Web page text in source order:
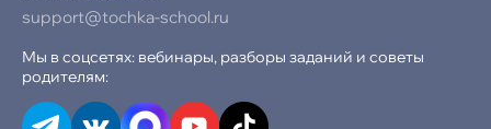
support@tochka-school.ru
Мы в соцсетях: вебинары, разборы заданий и советы
родителям: